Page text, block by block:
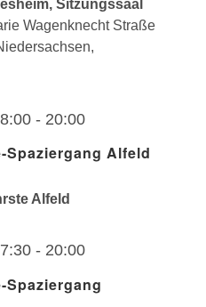
Sitzungssaal
Wagenknecht Straße
Spaziergang Alfeld
- 20:00
Alfeld
Spaziergang
- 20:00